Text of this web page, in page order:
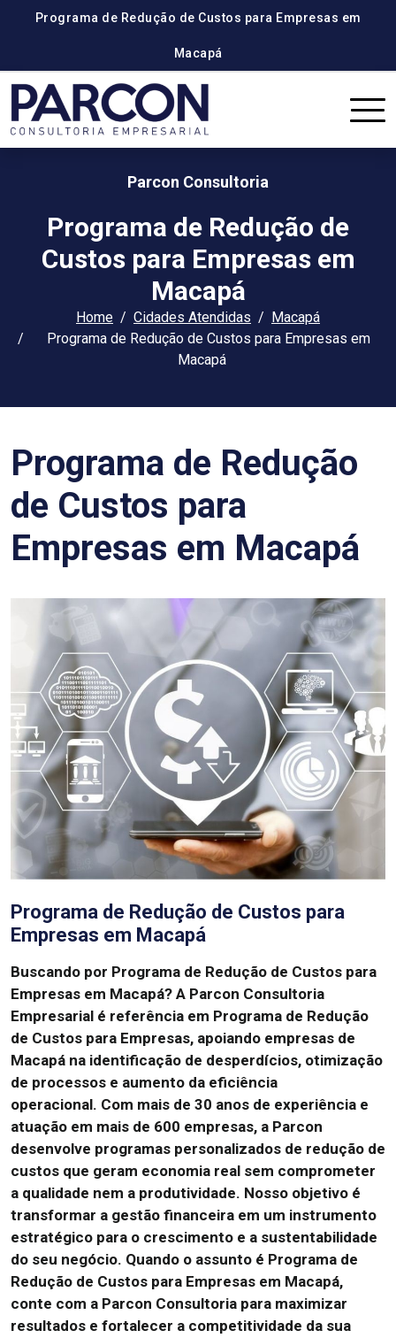
Programa de Redução de Custos para Empresas em
Macapá
Parcon Consultoria
Programa de Redução de
Custos para Empresas em
Macapá
Home Cidades Atendidas
Macapá
Programa de Redução de Custos para Empresas em
Macapá
Programa de Redução
de Custos para
Empresas em Macapá
Programa de Redução de Custos para
Empresas em Macapá
Buscando por Programa de Redução de Custos para
Empresas em Macapá? A Parcon Consultoria
Empresarial é referência em Programa de Redução
de Custos para Empresas, apoiando empresas de
Macapá na identificação de desperdícios, otimização
de processos e aumento da eficiência
operacional. Com mais de 30 anos de experiência e
atuação em mais de 600 empresas, a Parcon
desenvolve programas personalizados de redução de
custos que geram economia real sem comprometer
a qualidade nem a produtividade. Nosso objetivo é
transformar a gestão financeira em um instrumento
estratégico para o crescimento e a sustentabilidade
do seu negócio. Quando o assunto é Programa de
Redução de Custos para Empresas em Macapá,
conte com a Parcon Consultoria para maximizar
resultados e fortalecer a competitividade da sua